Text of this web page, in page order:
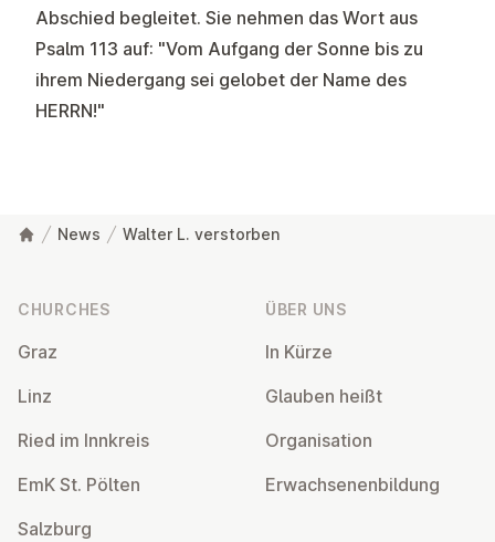
Abschied begleitet. Sie nehmen das Wort aus
Psalm 113 auf: "Vom Aufgang der Sonne bis zu
ihrem Niedergang sei gelobet der Name des
HERRN!"
News Walter L. verstorben
CHURCHES
Graz
Linz
Ried im Innkreis
EmK St. Pölten
Salzburg
ÜBER UNS
In Kürze
Glauben heißt
Or­gan­isa­tion
Er­wach­sen­en­bildung